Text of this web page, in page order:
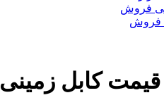
قیمت کابل زمینی